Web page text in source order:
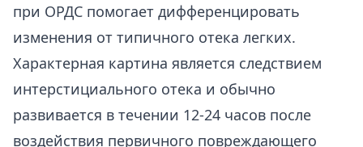
при ОРДС помогает дифференцировать
изменения от типичного отека легких.
Характерная картина является следствием
интерстициального отека и обычно
развивается в течении 12-24 часов после
воздействия первичного повреждающего